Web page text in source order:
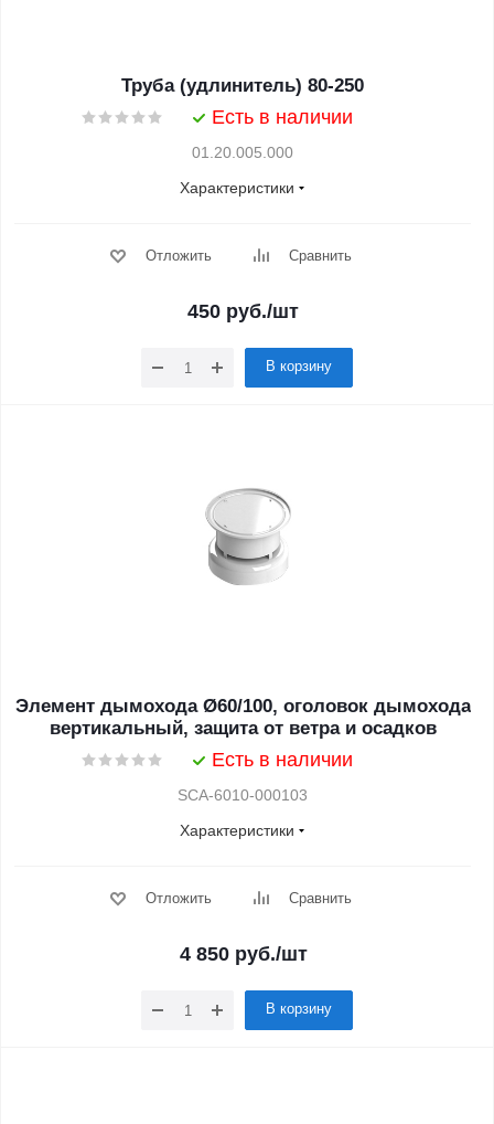
Труба (удлинитель) 80-250
Есть в наличии
01.20.005.000
Характеристики
Отложить Сравнить
450 руб./шт
В корзину
Элемент дымохода Ø60/100, оголовок дымохода
вертикальный, защита от ветра и осадков
Есть в наличии
SCA-6010-000103
Характеристики
Отложить Сравнить
4 850руб./шт
В корзину